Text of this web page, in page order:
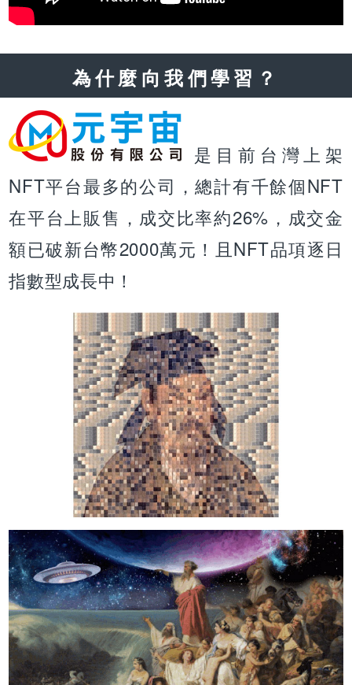
為什麼向我們學習？
是目前台灣上架
NFT平台最多的公司，總計有千餘個NFT
在平台上販售，成交比率約26%，成交金
額已破新台幣2000萬元！且NFT品項逐日
指數型成長中！